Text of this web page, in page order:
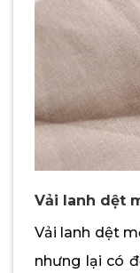
Vải lanh dệt
Vải lanh dệt
nhưng lại có